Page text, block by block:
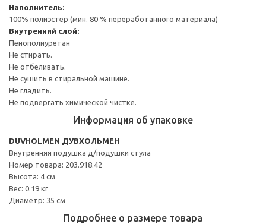
Наполнитель:
100% полиэстер (мин. 80 % переработанного материала)
Внутренний слой:
Пенополиуретан
Не стирать.
Не отбеливать.
Не сушить в стиральной машине.
Не гладить.
Не подвергать химической чистке.
Информация об упаковке
DUVHOLMEN ДУВХОЛЬМЕН
Внутренняя подушка д/подушки стула
Номер товара: 203.918.42
Высота: 4 см
Вес: 0.19 кг
Диаметр: 35 см
Подробнее о размере товара